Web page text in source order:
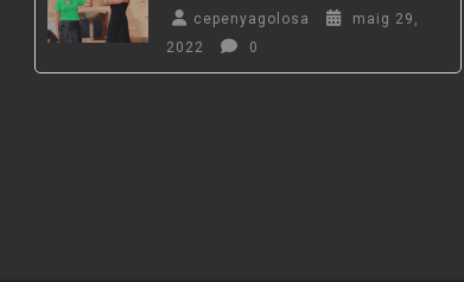
cepenyagolosa
maig 29,
2022
0